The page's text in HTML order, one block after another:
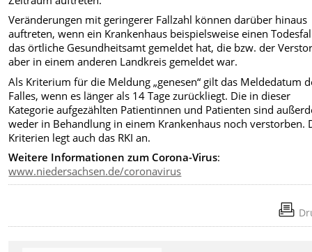
Veränderungen mit geringerer Fallzahl können darüber hinaus
auftreten, wenn ein Krankenhaus beispielsweise einen
das örtliche Gesundheitsamt gemeldet hat, die bzw. der
aber in einem anderen Landkreis gemeldet war.
Als Kriterium für die Meldung „genesen“ gilt das Meldedatum
Falles, wenn es länger als 14 Tage zurückliegt. Die in dieser
Kategorie aufgezählten Patientinnen und Patienten sind
weder in Behandlung in einem Krankenhaus noch verstorben.
Kriterien legt auch das RKI an.
Weitere Informationen zum Corona-Virus:
www.niedersachsen.de/coronavirus